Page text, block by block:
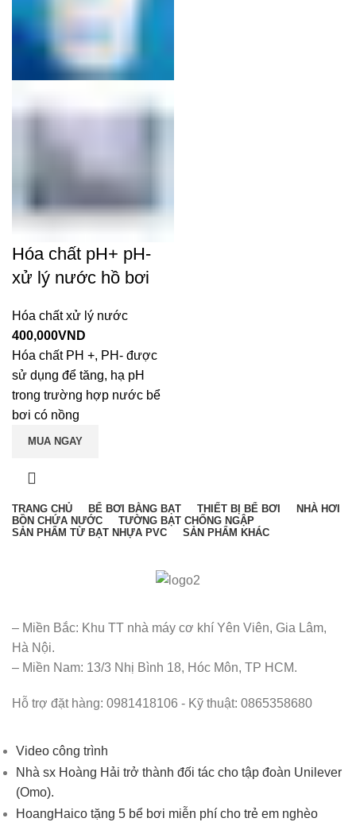
Hóa chất pH+ pH-
xử lý nước hồ bơi
Hóa chất xử lý nước
400,000VND
Hóa chất PH +, PH- được
sử dụng để tăng, hạ pH
trong trường hợp nước bể
bơi có nồng
MUA NGAY
TRANG CHỦ BỂ BƠI BẰNG BẠT THIẾT BỊ BỂ BƠI
NHÀ HƠI
BỒN CHỨA NƯỚC
TƯỜNG BẠT CHỐNG NGẬP
SẢN PHẨM TỪ BẠT NHỰA PVC
SẢN PHẨM KHÁC
– Miền Bắc: Khu TT nhà máy cơ khí Yên Viên, Gia Lâm,
Hà Nội.
– Miền Nam: 13/3 Nhị Bình 18, Hóc Môn, TP HCM.
Hỗ trợ đặt hàng: 0981418106 - Kỹ thuật: 0865358680
Video công trình
Nhà sx Hoàng Hải trở thành đối tác cho tập đoàn Unilever
(Omo).
HoangHaico tặng 5 bể bơi miễn phí cho trẻ em nghèo